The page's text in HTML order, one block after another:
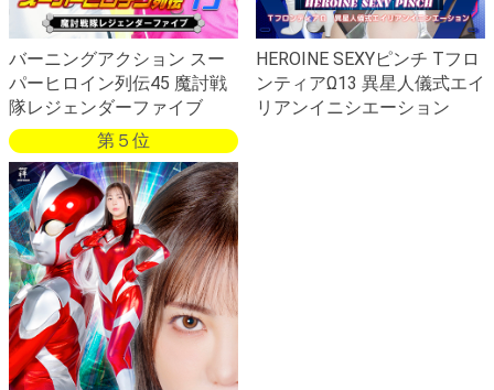
バーニングアクション スー
パーヒロイン列伝45 魔討戦
隊レジェンダーファイブ
HEROINE SEXYピンチ Tフロ
ンティアΩ13 異星人儀式エイ
リアンイニシエーション
第５位